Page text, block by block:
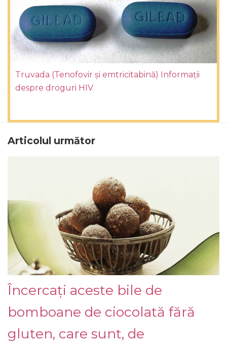
Truvada (Tenofovir și emtricitabină) Informații
despre droguri HIV
Articolul următor
Încercați aceste bile de
bomboane de ciocolată fără
gluten, care sunt, de